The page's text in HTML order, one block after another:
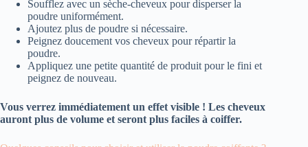
Soufflez avec un sèche-cheveux pour disperser la
poudre uniformément.
Ajoutez plus de poudre si nécessaire.
Peignez doucement vos cheveux pour répartir la
poudre.
Appliquez une petite quantité de produit pour le fini et
peignez de nouveau.
Vous verrez immédiatement un effet visible ! Les cheveux
auront plus de volume et seront plus faciles à coiffer.